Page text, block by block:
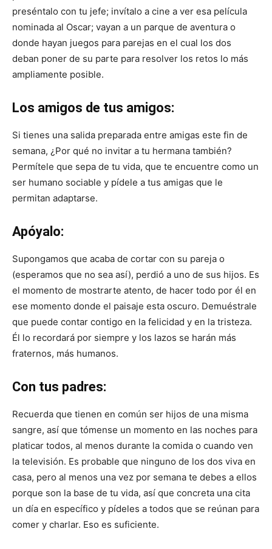
preséntalo con tu jefe; invítalo a cine a ver esa película
nominada al Oscar; vayan a un parque de aventura o
donde hayan juegos para parejas en el cual los dos
deban poner de su parte para resolver los retos lo más
ampliamente posible.
Los amigos de tus amigos:
Si tienes una salida preparada entre amigas este fin de
semana, ¿Por qué no invitar a tu hermana también?
Permítele que sepa de tu vida, que te encuentre como un
ser humano sociable y pídele a tus amigas que le
permitan adaptarse.
Apóyalo:
Supongamos que acaba de cortar con su pareja o
(esperamos que no sea así), perdió a uno de sus hijos. Es
el momento de mostrarte atento, de hacer todo por él en
ese momento donde el paisaje esta oscuro. Demuéstrale
que puede contar contigo en la felicidad y en la tristeza.
Él lo recordará por siempre y los lazos se harán más
fraternos, más humanos.
Con tus padres:
Recuerda que tienen en común ser hijos de una misma
sangre, así que tómense un momento en las noches para
platicar todos, al menos durante la comida o cuando ven
la televisión. Es probable que ninguno de los dos viva en
casa, pero al menos una vez por semana te debes a ellos
porque son la base de tu vida, así que concreta una cita
un día en específico y pídeles a todos que se reúnan para
comer y charlar. Eso es suficiente.